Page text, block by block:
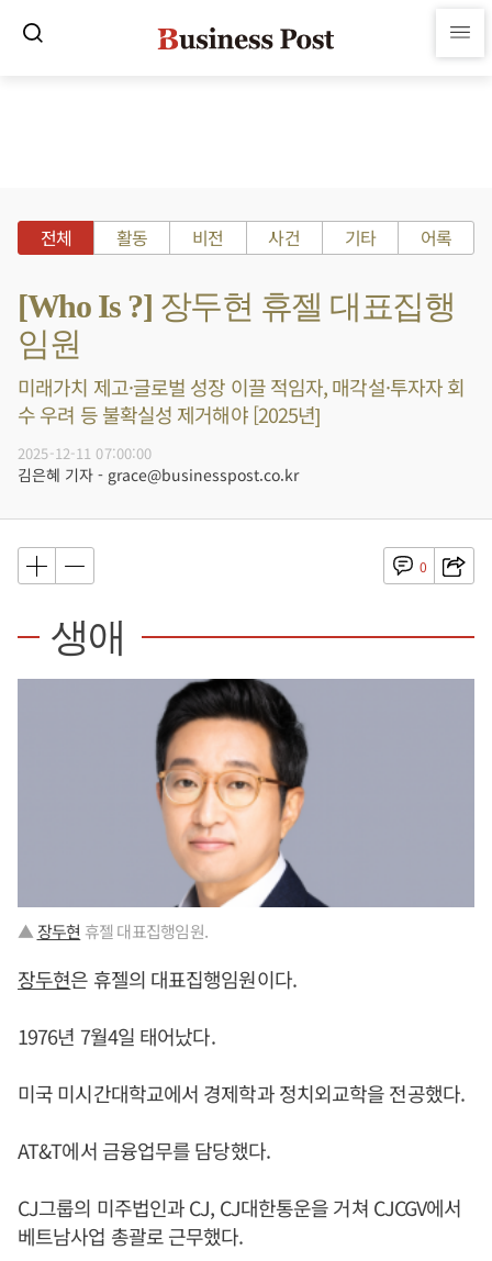
전체 활동 비전 사건 기타 어록
[Who Is ?] 장두현 휴젤 대표집행
임원
미래가치 제고·글로벌 성장 이끌 적임자, 매각설·투자자 회
수 우려 등 불확실성 제거해야 [2025년]
2025-12-11 07:00:00
김은혜 기자 - grace@businesspost.co.kr
0
생애
▲ 장두현 휴젤 대표집행임원.
장두현은 휴젤의 대표집행임원이다.
1976년 7월4일 태어났다.
미국 미시간대학교에서 경제학과 정치외교학을 전공했다.
AT&T에서 금융업무를 담당했다.
CJ그룹의 미주법인과 CJ, CJ대한통운을 거쳐 CJCGV에서
베트남사업 총괄로 근무했다.